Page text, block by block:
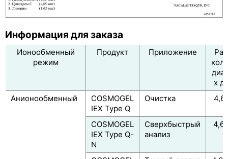
Информация для заказа
Ионообменный
режим
Продукт Приложение
х
Анионообменный
COSMOGEL
IEX Type Q
Очистка
4,6
COSMOGEL
IEX Type Q-
N
Сверхбыстрый
анализ
4,6